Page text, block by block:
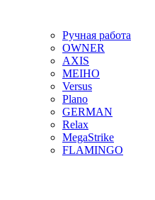
Ручная работа
OWNER
AXIS
MEIHO
Versus
Plano
GERMAN
Relax
MegaStrike
FLAMINGO